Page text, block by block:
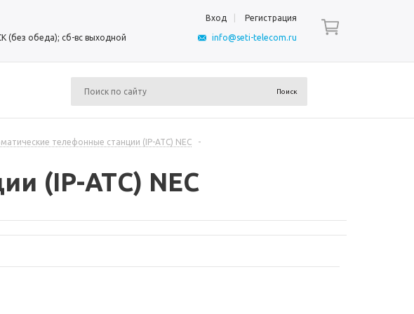
Вход Регистрация
(без обеда); сб-вс выходной info@seti-telecom.ru
телефонные станции (IP-АТС) NEC
-
(IP-АТС) NEC